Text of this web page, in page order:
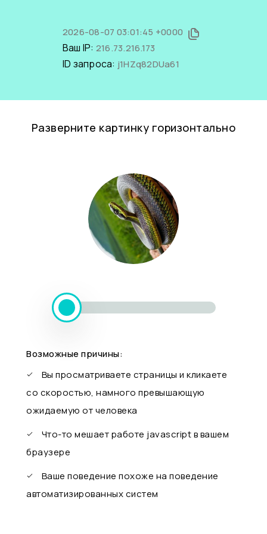
2026-08-07 03:01:45 +0000
Ваш IP: 216.73.216.173
ID запроса: j1HZq82DUa61
Разверните картинку горизонтально
Возможные причины:
Вы просматриваете страницы и кликаете
со скоростью, намного превышающую
ожидаемую от человека
Что-то мешает работе javascript в вашем
браузере
Ваше поведение похоже на поведение
автоматизированных систем